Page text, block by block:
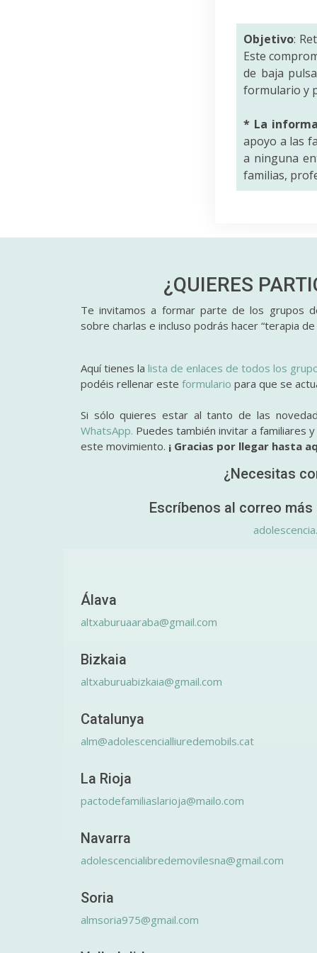
Objetivo:
Este
de baja
formulario y
* La
apoyo a las
a ninguna
familias,
¿QUIERES
Te invitamos a formar parte de los grupos
sobre charlas e incluso podrás hacer “terapia de
Aquí tienes lalista de enlaces de todos los
podéis rellenar este formulario para que se
Si sólo quieres estar al tanto de las
WhatsApp. Puedes también invitar a familiares
este movimiento. ¡ Gracias por llegar hasta
¿Necesitas
Escríbenos al correo
Álava
altxaburuaaraba@gmail.com
Bizkaia
altxaburuabizkaia@gmail.com
Catalunya
alm@adolescencialliuredemobils.cat
La Rioja
pactodefamiliaslarioja@mailo.com
Navarra
adolescencialibredemovilesna@gmail.com
Soria
almsoria975@gmail.com